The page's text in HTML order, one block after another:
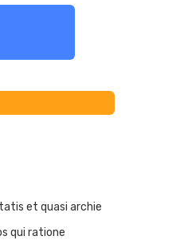
et quasi archie
qui ratione